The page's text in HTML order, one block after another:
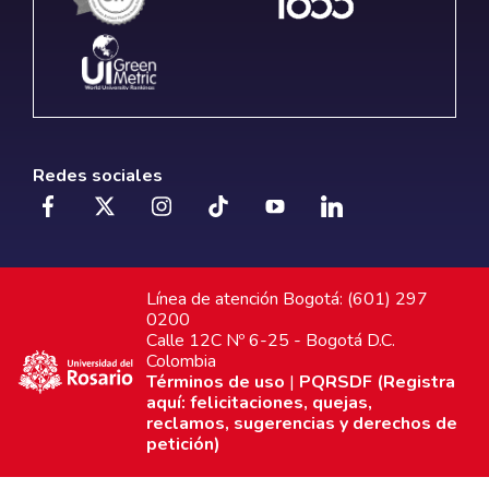
Redes sociales
Línea de atención Bogotá: (601) 297
0200
Calle 12C Nº 6-25 - Bogotá D.C.
Colombia
Términos de uso | PQRSDF (Registra
aquí: felicitaciones, quejas,
reclamos, sugerencias y derechos de
petición)